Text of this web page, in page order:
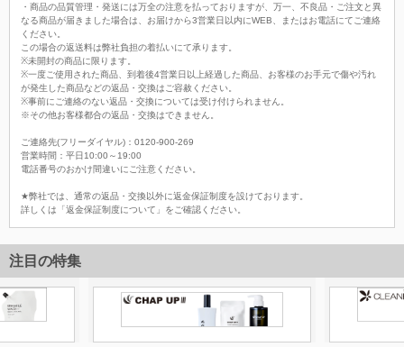
・商品の品質管理・発送には万全の注意を払っておりますが、万一、不良品・ご注文と異
なる商品が届きました場合は、お届けから3営業日以内にWEB、またはお電話にてご連絡
ください。
この場合の返送料は弊社負担の着払いにて承ります。
※未開封の商品に限ります。
※一度ご使用された商品、到着後4営業日以上経過した商品、お客様のお手元で傷や汚れ
が発生した商品などの返品・交換はご容赦ください。
※事前にご連絡のない返品・交換については受け付けられません。
※その他お客様都合の返品・交換はできません。
ご連絡先(フリーダイヤル)：0120-900-269
営業時間：平日10:00～19:00
電話番号のおかけ間違いにご注意ください。
★弊社では、通常の返品・交換以外に返金保証制度を設けております。
詳しくは「返金保証制度について」をご確認ください。
注目の特集